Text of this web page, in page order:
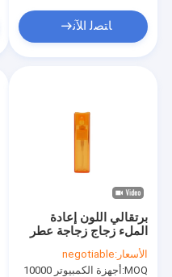
ﺎﺘﺼﻟ ﺍﻶﻧ
برتقالي اللون إعادة
الملء زجاج زجاجة عطر
البخاخة
الأسعار:negotiable
MOQ: أجهزة الكمبيوتر 10000